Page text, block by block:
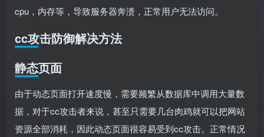
cpu，内存等，导致服务器奔溃，正常用户无法访问。
cc攻击防御解决方法
静态页面
由于动态页面打开速度慢，需要频繁从数据库中调用大量数
据，对于cc攻击者来说，甚至只需要几台肉鸡就可以把网站
资源全部消耗，因此动态页面很容易受到cc攻击。正常情况